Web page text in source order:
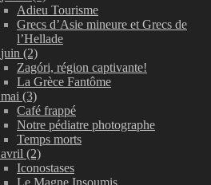
Adieu Tourisme
Grecs d’Asie mineure et Grecs de
l’Hellade
juin (2)
Zagóri, région captivante!
La Grèce Fantôme
mai (3)
Café frappé
Notre pédiatre photographe
Temps morts
avril (2)
Iconostases
Le Magne Insoumis